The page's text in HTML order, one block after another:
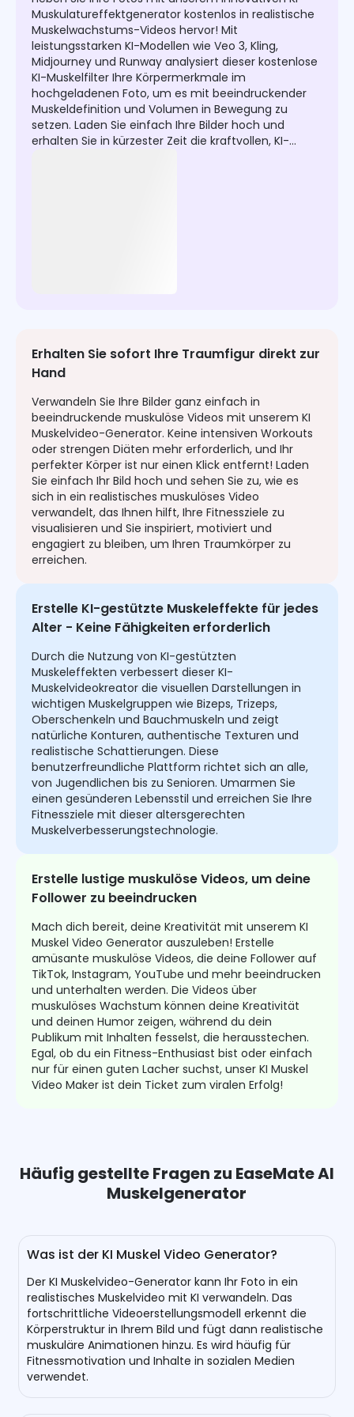
Muskulatureffektgenerator kostenlos in realistische
Muskelwachstums-Videos hervor! Mit
leistungsstarken KI-Modellen wie Veo 3, Kling,
Midjourney und Runway analysiert dieser kostenlose
KI-Muskelfilter Ihre Körpermerkmale im
hochgeladenen Foto, um es mit beeindruckender
Muskeldefinition und Volumen in Bewegung zu
setzen. Laden Sie einfach Ihre Bilder hoch und
erhalten Sie in kürzester Zeit die kraftvollen, KI-
Erhalten Sie sofort Ihre Traumfigur direkt zur
Hand
Verwandeln Sie Ihre Bilder ganz einfach in
beeindruckende muskulöse Videos mit unserem KI
Muskelvideo-Generator. Keine intensiven Workouts
oder strengen Diäten mehr erforderlich, und Ihr
perfekter Körper ist nur einen Klick entfernt! Laden
Sie einfach Ihr Bild hoch und sehen Sie zu, wie es
sich in ein realistisches muskulöses Video
verwandelt, das Ihnen hilft, Ihre Fitnessziele zu
visualisieren und Sie inspiriert, motiviert und
engagiert zu bleiben, um Ihren Traumkörper zu
erreichen.
Erstelle KI-gestützte Muskeleffekte für jedes
Alter - Keine Fähigkeiten erforderlich
Durch die Nutzung von KI-gestützten
Muskeleffekten verbessert dieser KI-
Muskelvideokreator die visuellen Darstellungen in
wichtigen Muskelgruppen wie Bizeps, Trizeps,
Oberschenkeln und Bauchmuskeln und zeigt
natürliche Konturen, authentische Texturen und
realistische Schattierungen. Diese
benutzerfreundliche Plattform richtet sich an alle,
von Jugendlichen bis zu Senioren. Umarmen Sie
einen gesünderen Lebensstil und erreichen Sie Ihre
Fitnessziele mit dieser altersgerechten
Muskelverbesserungstechnologie.
Erstelle lustige muskulöse Videos, um deine
Follower zu beeindrucken
Mach dich bereit, deine Kreativität mit unserem KI
Muskel Video Generator auszuleben! Erstelle
amüsante muskulöse Videos, die deine Follower auf
TikTok, Instagram, YouTube und mehr beeindrucken
und unterhalten werden. Die Videos über
muskulöses Wachstum können deine Kreativität
und deinen Humor zeigen, während du dein
Publikum mit Inhalten fesselst, die herausstechen.
Egal, ob du ein Fitness-Enthusiast bist oder einfach
nur für einen guten Lacher suchst, unser KI Muskel
Video Maker ist dein Ticket zum viralen Erfolg!
Häufig gestellte Fragen zu EaseMate AI
Muskelgenerator
Was ist der KI Muskel Video Generator?
Der KI Muskelvideo-Generator kann Ihr Foto in ein
realistisches Muskelvideo mit KI verwandeln. Das
fortschrittliche Videoerstellungsmodell erkennt die
Körperstruktur in Ihrem Bild und fügt dann realistische
muskuläre Animationen hinzu. Es wird häufig für
Fitnessmotivation und Inhalte in sozialen Medien
verwendet.